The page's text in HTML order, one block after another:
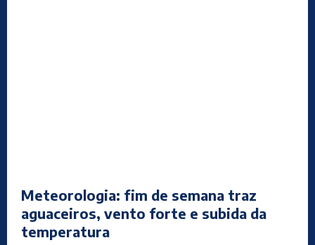
Meteorologia: fim de semana traz
aguaceiros, vento forte e subida da
temperatura